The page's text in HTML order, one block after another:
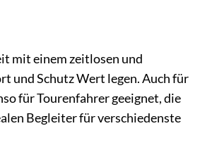
mit einem zeitlosen und
und Schutz Wert legen. Auch für
für Tourenfahrer geeignet, die
Begleiter für verschiedenste